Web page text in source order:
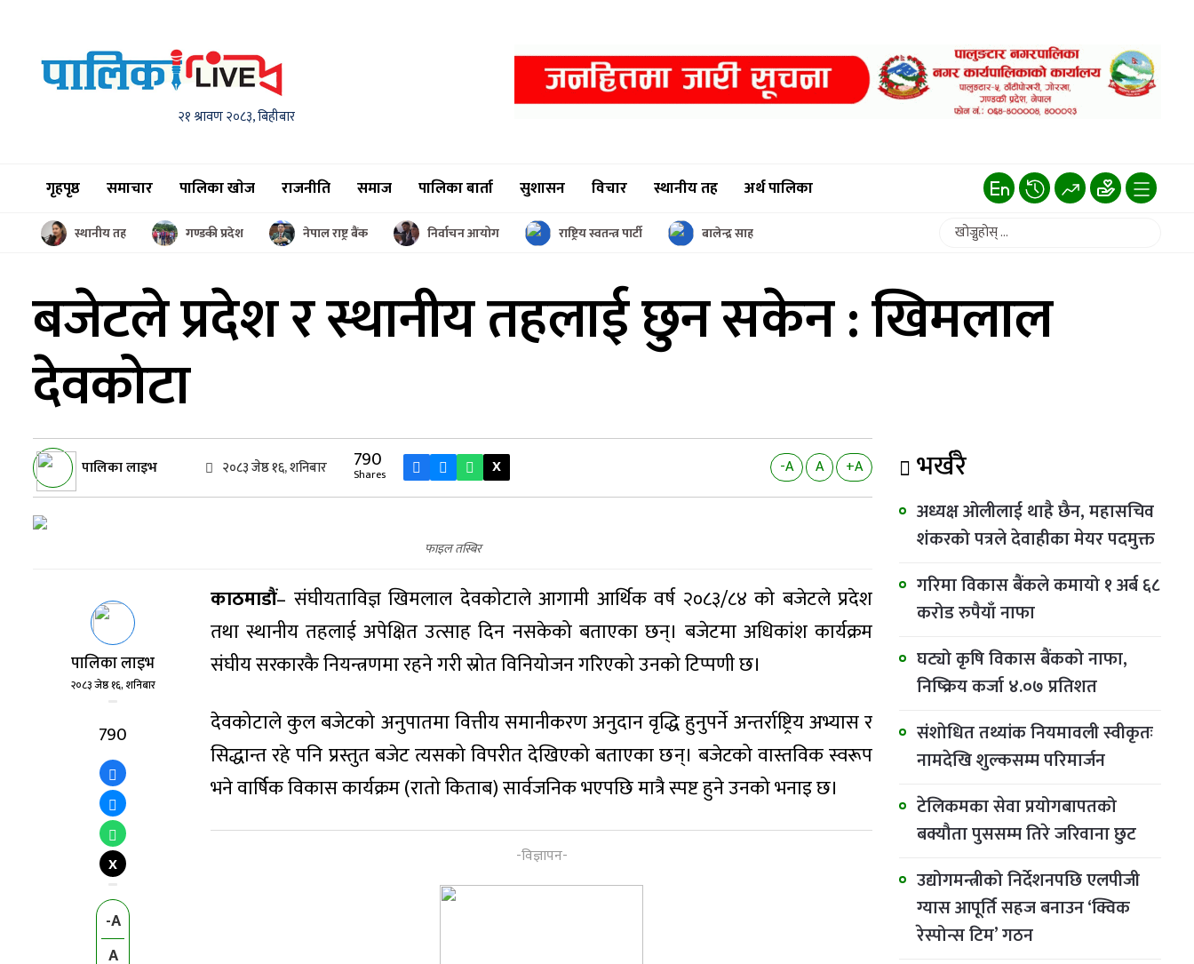
२१ श्रावण २०८३, बिहीबार
गृहपृष्ठ समाचार पालिका खाेज राजनीति समाज पालिका बार्ता सुशासन विचार स्थानीय तह अर्थ पालिका
स्थानीय तह गण्डकी प्रदेश नेपाल राष्ट्र बैंक निर्वाचन आयोग राष्ट्रिय स्वतन्त्र पार्टी बालेन्द्र साह
बजेटले प्रदेश रस्थानीय तहलाई छुन सकेन : खिमलाल
देवकोटा
पालिका लाइभ २०८३ जेष्ठ १६, शनिबार 790
Shares X -A A +A
फाइल तस्बिर
पालिका लाइभ
२०८३ जेष्ठ १६, शनिबार
790
X
-A
A
काठमाडौं– संघीयताविज्ञ खिमलाल देवकोटाले आगामी आर्थिक वर्ष २०८३/८४ को बजेटले प्रदेश
तथा स्थानीय तहलाई अपेक्षित उत्साह दिन नसकेको बताएका छन्। बजेटमा अधिकांश कार्यक्रम
संघीय सरकारकै नियन्त्रणमा रहने गरी स्रोत विनियोजन गरिएको उनको टिप्पणी छ।
देवकोटाले कुल बजेटको अनुपातमा वित्तीय समानीकरण अनुदान वृद्धि हुनुपर्ने अन्तर्राष्ट्रिय अभ्यास र
सिद्धान्त रहे पनि प्रस्तुत बजेट त्यसको विपरीत देखिएको बताएका छन्। बजेटको वास्तविक स्वरूप
भने वार्षिक विकास कार्यक्रम (रातो किताब) सार्वजनिक भएपछि मात्रै स्पष्ट हुने उनको भनाइ छ।
भर्खरै
अध्यक्ष ओलीलाई थाहै छैन, महासचिव
शंकरको पत्रले देवाहीका मेयर पदमुक्त
गरिमा विकास बैंकले कमायो १ अर्ब ६८
करोड रुपैयाँ नाफा
घट्यो कृषि विकास बैंकको नाफा,
निष्क्रिय कर्जा ४.०७ प्रतिशत
संशोधित तथ्यांक नियमावली स्वीकृतः
नामदेखि शुल्कसम्म परिमार्जन
टेलिकमका सेवा प्रयोगबापतको
बक्यौता पुससम्म तिरे जरिवाना छुट
उद्योगमन्त्रीको निर्देशनपछि एलपीजी
ग्यास आपूर्ति सहज बनाउन ‘क्विक
रेस्पोन्स टिम’ गठन